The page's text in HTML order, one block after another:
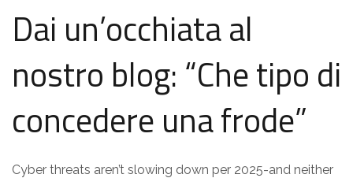
Dai un’occhiata al
nostro blog: “Che tipo di
concedere una frode”
Cyber threats aren’t slowing down per 2025-and neither